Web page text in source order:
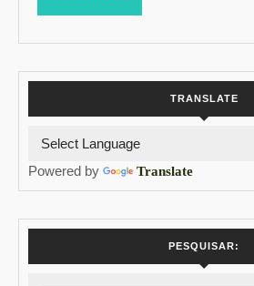
TRANSLATE
Powered by Translate
PESQUISAR: